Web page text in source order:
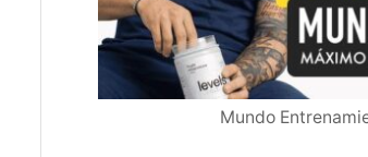
Mundo